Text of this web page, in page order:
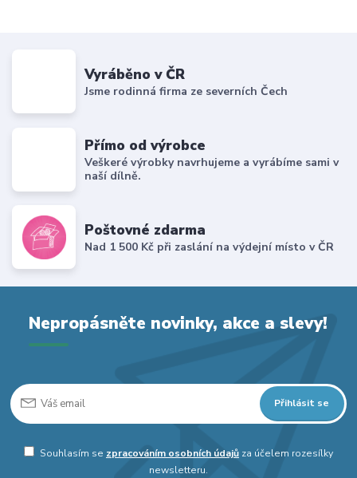
Vyráběno v ČR
Jsme rodinná firma ze severních Čech
Přímo od výrobce
Veškeré výrobky navrhujeme a vyrábíme sami v
naší dílně.
Poštovné zdarma
Nad 1 500 Kč při zaslání na výdejní místo v ČR
Nepropásněte novinky, akce a slevy!
Přihlásit se
Souhlasím se zpracováním osobních údajůza účelem rozesílky
newsletteru.